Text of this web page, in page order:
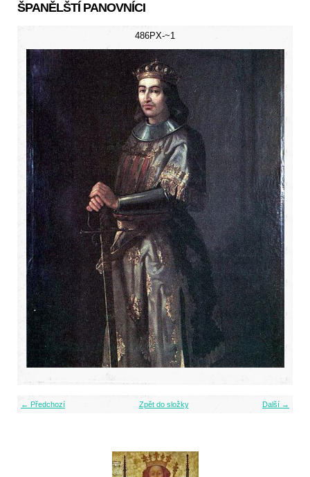
ŠPANĚLŠTÍ PANOVNÍCI
486PX-~1
← Předchozí Další →
Zpět do složky